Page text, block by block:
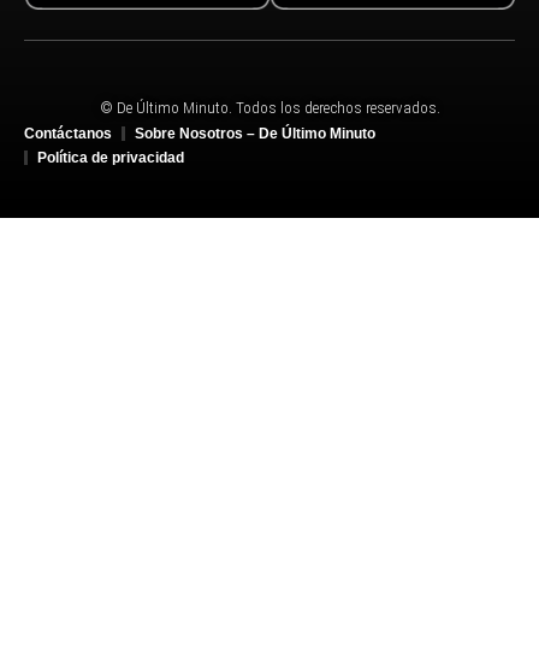
© De Último Minuto. Todos los derechos reservados.
Contáctanos
Sobre Nosotros – De Último Minuto
Política de privacidad